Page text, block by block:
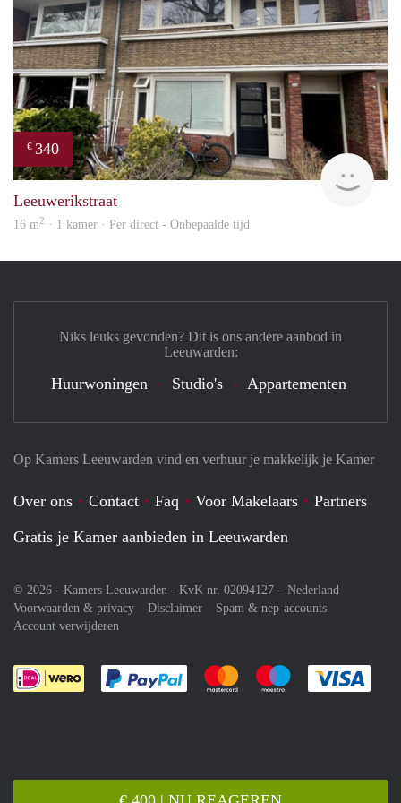
€ 340
Leeuwerikstraat
16 m2 · 1 kamer · Per direct - Onbepaalde tijd
Op Kamers Leeuwarden vind en verhuur je makkelijk je Kamer
Over ons Contact Faq Voor Makelaars
Partners
Gratis je Kamer aanbieden in Leeuwarden
© 2026 - Kamers Leeuwarden - KvK nr. 02094127 – Nederland
Voorwaarden & privacy
Disclaimer
Spam & nep-accounts
Account verwijderen
Je rekent gemakkelijk af met Paypal
Je rekent gemakkelijk af met
Je rekent
Niks leuks gevonden? Dit is ons andere aanbod in
Leeuwarden:
Huurwoningen Studio's Appartementen